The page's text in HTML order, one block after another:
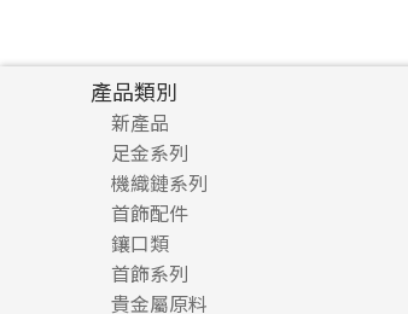
產品類別
新產品
足金系列
足金配件
機織鏈系列
珠仔鏈
镶口链
管狀網鏈
十字車花鏈系列
首飾配件
耳環類配件
卷迫系列
螺絲迫系列
鏈類配件
動感車花吊墜
其他類配件
鑲口類
四爪頭系列
六爪頭系列
首飾系列
手镯系列
貴金屬原料